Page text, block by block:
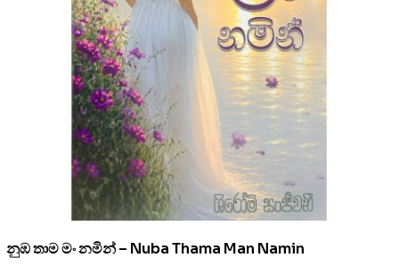
නුඹ තාම මං නමින් – Nuba Thama Man Namin